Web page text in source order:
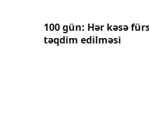
100 gün: Hər kəsə
təqdim edilməsi